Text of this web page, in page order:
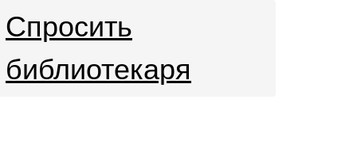
Спросить
библиотекаря